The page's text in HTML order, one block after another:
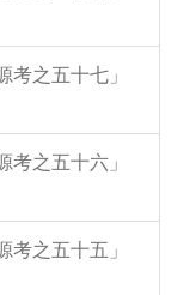
考之五十七」
考之五十六」
考之五十五」